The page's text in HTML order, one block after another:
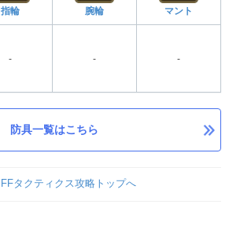
指輪 腕輪 マント
- - -
防具一覧はこちら
FFタクティクス攻略トップへ